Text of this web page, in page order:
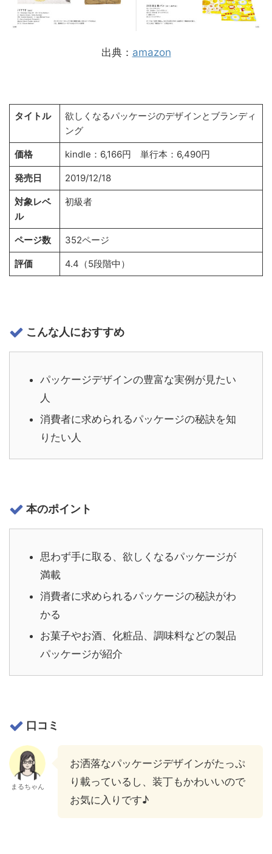
出典： amazon
タイトル
欲しくなるパッケージのデザインとブランディ
ング
価格 kindle：6,166円 単行本：6,490円
発売日 2019/12/18
対象レベ
ル
初級者
ページ数 352ページ
評価 4.4（5段階中）
こんな人におすすめ
パッケージデザインの豊富な実例が見たい
人
消費者に求められるパッケージの秘訣を知
りたい人
本のポイント
思わず手に取る、欲しくなるパッケージが
満載
消費者に求められるパッケージの秘訣がわ
かる
お菓子やお酒、化粧品、調味料などの製品
パッケージが紹介
口コミ
まるちゃん
お洒落なパッケージデザインがたっぷ
り載っているし、装丁もかわいいので
お気に入りです♪